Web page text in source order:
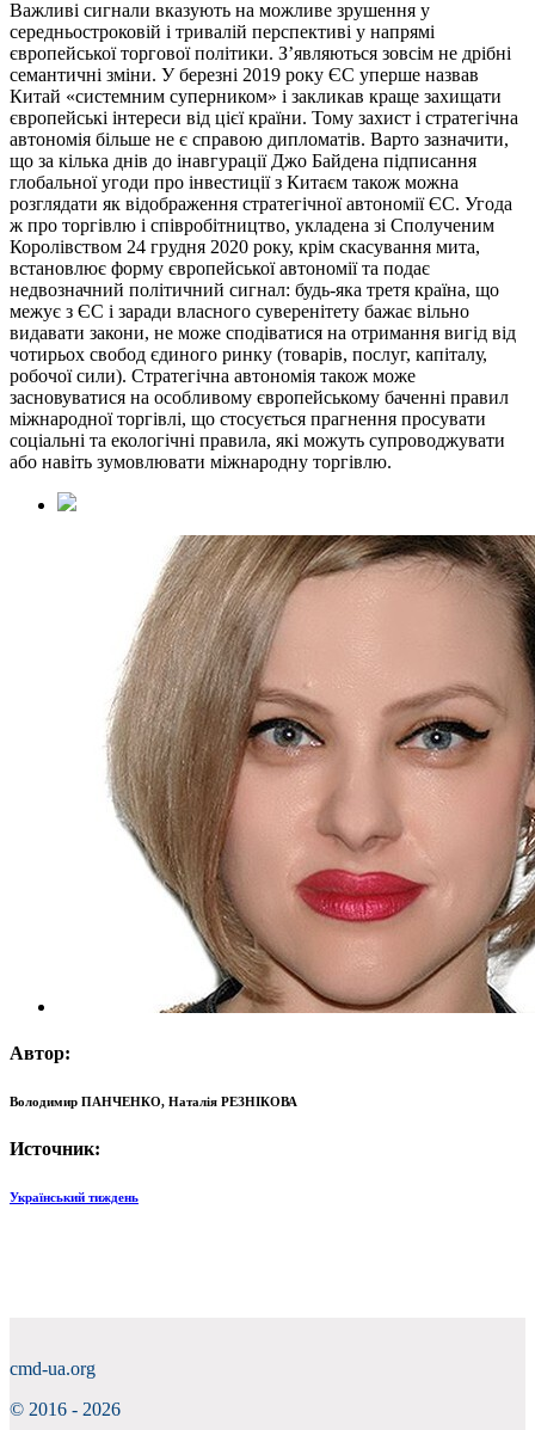
Важливі сигнали вказують на можливе зрушення у
середньостроковій і тривалій перспективі у напрямі
європейської торгової політики. З’являються зовсім не дрібні
семантичні зміни. У березні 2019 року ЄС уперше назвав
Китай «системним суперником» і закликав краще захищати
європейські інтереси від цієї країни. Тому захист і стратегічна
автономія більше не є справою дипломатів. Варто зазначити,
що за кілька днів до інавгурації Джо Байдена підписання
глобальної угоди про інвестиції з Китаєм також можна
розглядати як відображення стратегічної автономії ЄС. Угода
ж про торгівлю і співробітництво, укладена зі Сполученим
Королівством 24 грудня 2020 року, крім скасування мита,
встановлює форму європейської автономії та подає
недвозначний політичний сигнал: будь-яка третя країна, що
межує з ЄС і заради власного суверенітету бажає вільно
видавати закони, не може сподіватися на отримання вигід від
чотирьох свобод єдиного ринку (товарів, послуг, капіталу,
робочої сили). Стратегічна автономія також може
засновуватися на особливому європейському баченні правил
міжнародної торгівлі, що стосується прагнення просувати
соціальні та екологічні правила, які можуть супроводжувати
або навіть зумовлювати міжнародну торгівлю.
Автор:
Володимир ПАНЧЕНКО, Наталія РЕЗНІКОВА
Источник:
Український тиждень
cmd-ua.org
© 2016 - 2026